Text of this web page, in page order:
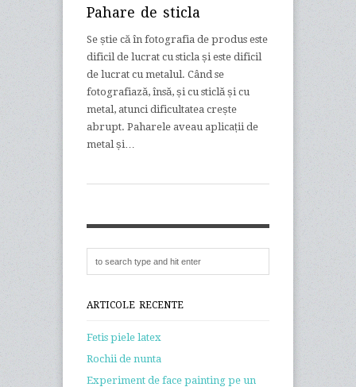
Pahare de sticla
Se știe că în fotografia de produs este
dificil de lucrat cu sticla și este dificil
de lucrat cu metalul. Când se
fotografiază, însă, și cu sticlă și cu
metal, atunci dificultatea crește
abrupt. Paharele aveau aplicații de
metal și…
ARTICOLE RECENTE
Fetis piele latex
Rochii de nunta
Experiment de face painting pe un